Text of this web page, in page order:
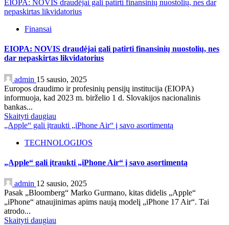
EIOPA: NOVIS draudėjai gali patirti finansinių nuostolių, nes dar
nepaskirtas likvidatorius
Finansai
EIOPA: NOVIS draudėjai gali patirti finansinių nuostolių, nes
dar nepaskirtas likvidatorius
admin 15 sausio, 2025
Europos draudimo ir profesinių pensijų institucija (EIOPA)
informuoja, kad 2023 m. birželio 1 d. Slovakijos nacionalinis
bankas...
Skaityti daugiau
„Apple“ gali įtraukti „iPhone Air“ į savo asortimentą
TECHNOLOGIJOS
„Apple“ gali įtraukti „iPhone Air“ į savo asortimentą
admin 12 sausio, 2025
Pasak „Bloomberg“ Marko Gurmano, kitas didelis „Apple“
„iPhone“ atnaujinimas apims naują modelį „iPhone 17 Air“. Tai
atrodo...
Skaityti daugiau